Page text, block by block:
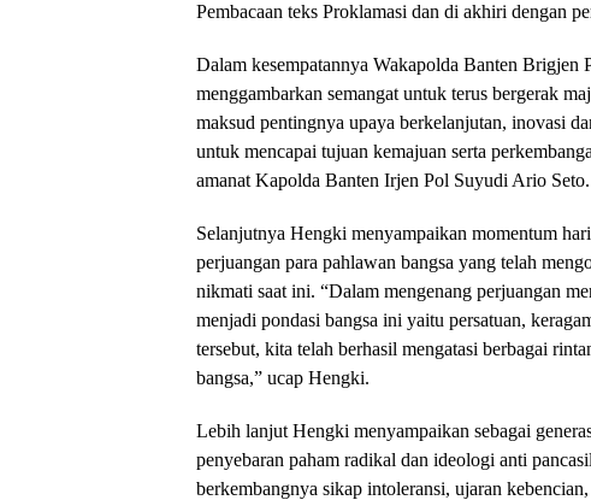
Pembacaan teks Proklamasi dan di akhiri dengan
Dalam kesempatannya Wakapolda Banten
menggambarkan semangat untuk terus bergerak
maksud pentingnya upaya berkelanjutan, inovasi
untuk mencapai tujuan kemajuan serta
amanat Kapolda Banten Irjen Pol Suyudi Ario Seto.
Selanjutnya Hengki menyampaikan momentum
perjuangan para pahlawan bangsa yang telah
nikmati saat ini. “Dalam mengenang perjuangan
menjadi pondasi bangsa ini yaitu persatuan,
tersebut, kita telah berhasil mengatasi berbagai
bangsa,” ucap Hengki.
Lebih lanjut Hengki menyampaikan sebagai
penyebaran paham radikal dan ideologi anti
berkembangnya sikap intoleransi, ujaran